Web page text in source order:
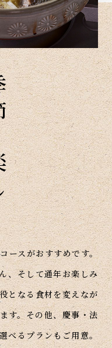
む
ースがおすすめです。
、そして通年お楽しみ
となる食材を変えなが
す。その他、慶事・法
べるプランもご用意。